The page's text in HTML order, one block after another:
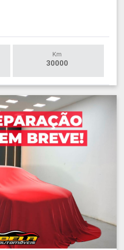
Km
30000